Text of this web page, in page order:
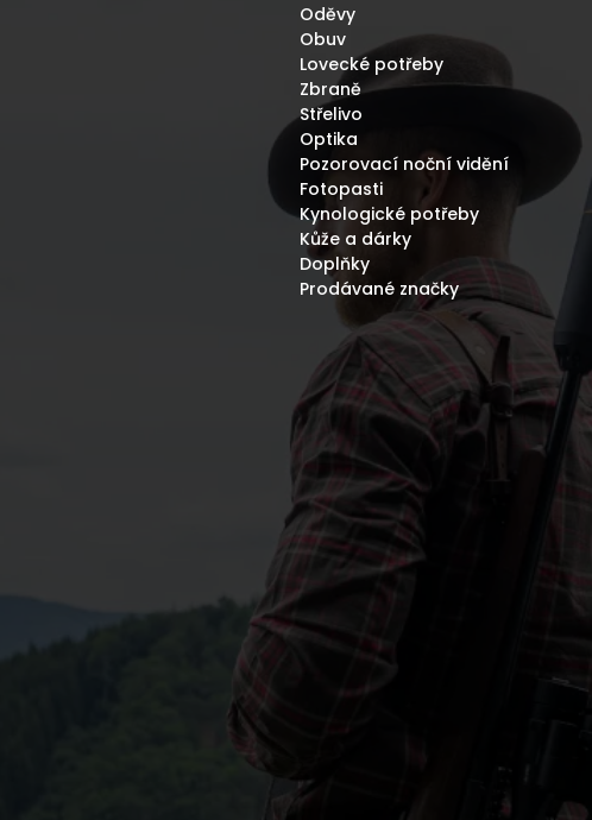
Oděvy
Obuv
Lovecké potřeby
Zbraně
Střelivo
Optika
Pozorovací noční vidění
Fotopasti
Kynologické potřeby
Kůže a dárky
Doplňky
Prodávané značky